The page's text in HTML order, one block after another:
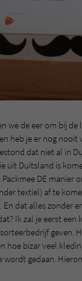
we de eer om bij de
heb je er nog
dat niet al in
uit Duitsland is
DE manier
textiel) af te
En dat alles zonder
Ik zal je eerst een
geven.
hoe bizar veel
wordt gedaan.